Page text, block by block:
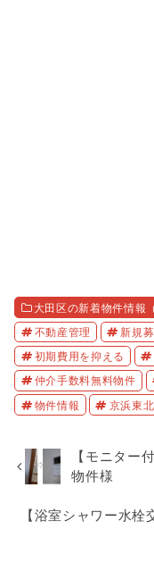
大田区の新着物件情報
不動産管理
新規
初期費用を抑える
仲介手数料無料物件
物件情報
京浜東
【モニター
物件様
【浴室シャワー水